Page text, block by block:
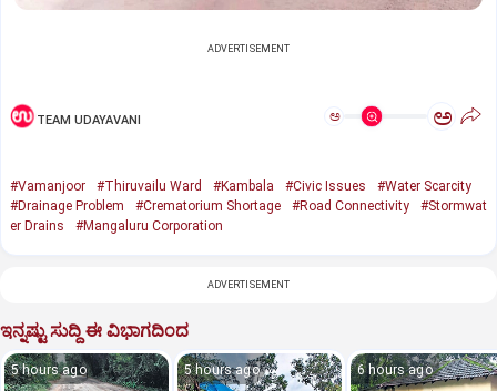
ADVERTISEMENT
TEAM UDAYAVANI ಅ ಅ
#Vamanjoor #Thiruvailu Ward #Kambala #Civic Issues
#Water Scarcity
#Drainage Problem
#Crematorium Shortage #Road Connectivity
#Stormwat
er Drains
#Mangaluru Corporation
ADVERTISEMENT
ಇನ್ನಷ್ಟು ಸುದ್ದಿ ಈ ವಿಭಾಗದಿಂದ
5 hours ago 5 hours ago 6 hours ago